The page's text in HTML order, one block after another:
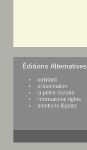
Éditions Alternatives
contact
présentation
la petite histoire
international rights
mentions légales